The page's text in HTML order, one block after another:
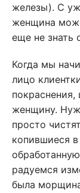
железы). С
женщина
еще не знать
Когда мы
лицо
женщину.
просто
копившиеся
радуемся
была